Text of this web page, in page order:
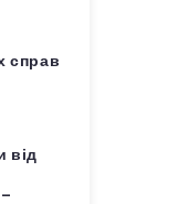
справ
від